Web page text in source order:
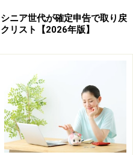
雑所得の中で、損益通算
節税、無知から脱税」
最新の内容をご確認くださ
ニア世代が確定申告で取り戻
リスト【2026年版】